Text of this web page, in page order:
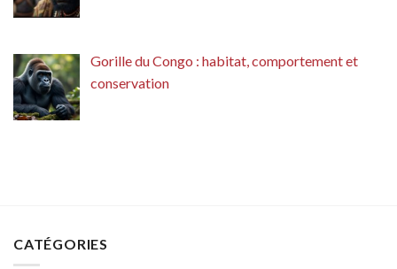
Gorille du Congo : habitat, comportement et
conservation
CATÉGORIES